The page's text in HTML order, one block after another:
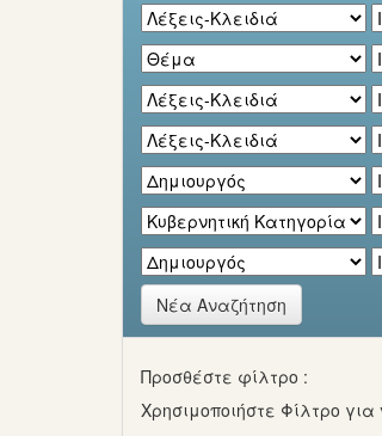
Νέα Αναζήτηση
Προσθέστε φίλτρο :
Χρησιμοποιήστε Φίλτρο